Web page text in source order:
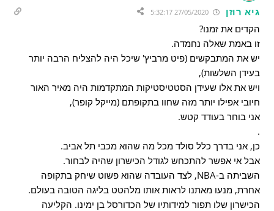
גיא רוזן 27/05/2020 5:32:17
הקדים את זמנו?
זו באמת שאלה נחמדה.
יש את המתבקשים (פיט מרביץ' שיכל היה להצליח הרבה יותר
בעידן השלשות),
ויש את אלו שעידן הסטטיסטיקות המתקדמות היה מאיר האור
חיובי אפילו יותר מזה שחוו בתקופתם (מייקל קופר),
אני בוחר בעודד קטש.
.
כן, אני בדרך כלל סולד מכל מה שהוא מכבי תל אביב.
אבל אי אפשר להתכחש לגודל הכישרון שהיה לבחור.
השביתה ב-NBA, לצד העובדה שהוא פשוט שיחק בתקופה
אחרת, מנעו מאתנו לראות אותו מלהטט בליגה הטובה בעולם.
הכישרון שלו תפור למידותיו של הכדורסל בן ימינו. הקליעה